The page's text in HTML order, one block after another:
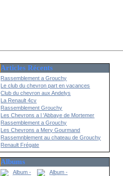
Articles Récents
Rassemblement a Grouchy
Le club du chevron part en vacances
Club du chevron aux Andelys
La Renault 4cv
Rassemblement Grouchy
Les Chevrons a l 'Abbaye de Mortemer
Rassemblement a Grouchy
Les Chevrons a Mery Gourmand
Rassemnblement au chateau de Grouchy
Renault Frégate
Albums